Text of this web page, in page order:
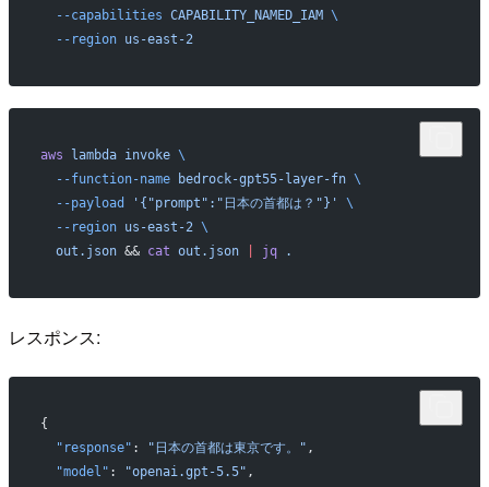
  --capabilities
CAPABILITY_NAMED_IAM \
  --region
us-east-2
aws lambda invoke \
  --function-name
bedrock-gpt55-layer-fn \
  --payload
'{"prompt":"日本の首都は？"}'
\
  --region
us-east-2 \
  out.json
&& cat out.json | jq .
レスポンス:
{
  "response"
: "日本の首都は東京です。" ,
  "model"
: "openai.gpt-5.5" ,